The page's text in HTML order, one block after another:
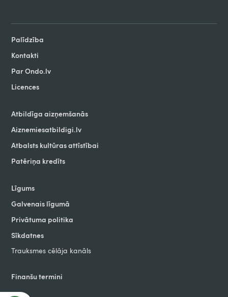
Palīdzība
Kontakti
Par Ondo.lv
Licences
Atbildīga aizņemšanās
Aiznemiesatbildigi.lv
Atbalsts kultūras attīstībai
Patēriņa kredīts
Līgums
Galvenais līgumā
Privātuma politika
Sīkdatnes
Trauksmes cēlāja kanāls
Finanšu termini